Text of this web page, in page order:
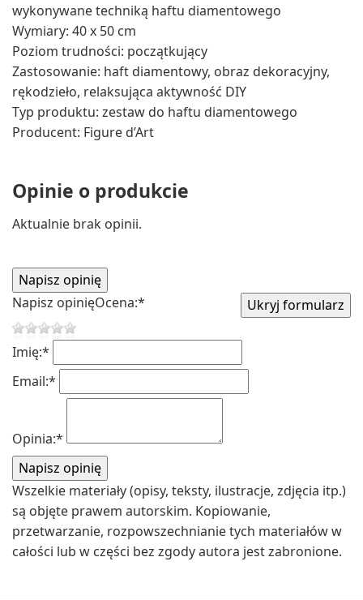
wykonywane techniką haftu diamentowego
Wymiary: 40 x 50 cm
Poziom trudności: początkujący
Zastosowanie: haft diamentowy, obraz dekoracyjny,
rękodzieło, relaksująca aktywność DIY
Typ produktu: zestaw do haftu diamentowego
Producent: Figure d’Art
Opinie o produkcie
Aktualnie brak opinii.
Napisz opinięOcena:*
Imię:*
Email:*
Opinia:*
Wszelkie materiały (opisy, teksty, ilustracje, zdjęcia itp.)
są objęte prawem autorskim. Kopiowanie,
przetwarzanie, rozpowszechnianie tych materiałów w
całości lub w części bez zgody autora jest zabronione.